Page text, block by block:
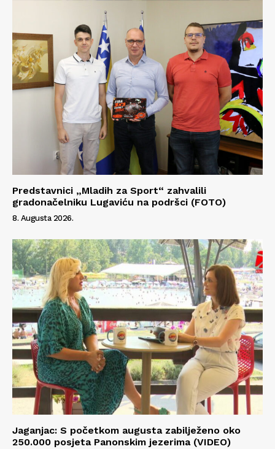
Predstavnici „Mladih za Sport“ zahvalili
gradonačelniku Lugaviću na podršci (FOTO)
8. Augusta 2026.
Jaganjac: S početkom augusta zabilježeno oko
250.000 posjeta Panonskim jezerima (VIDEO)